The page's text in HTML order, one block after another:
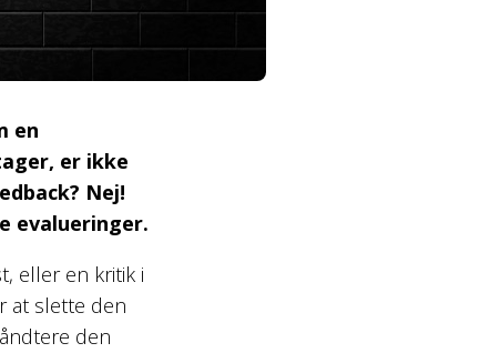
en
er ikke
Nej!
evalueringer.
eller en kritik i
at slette den
den